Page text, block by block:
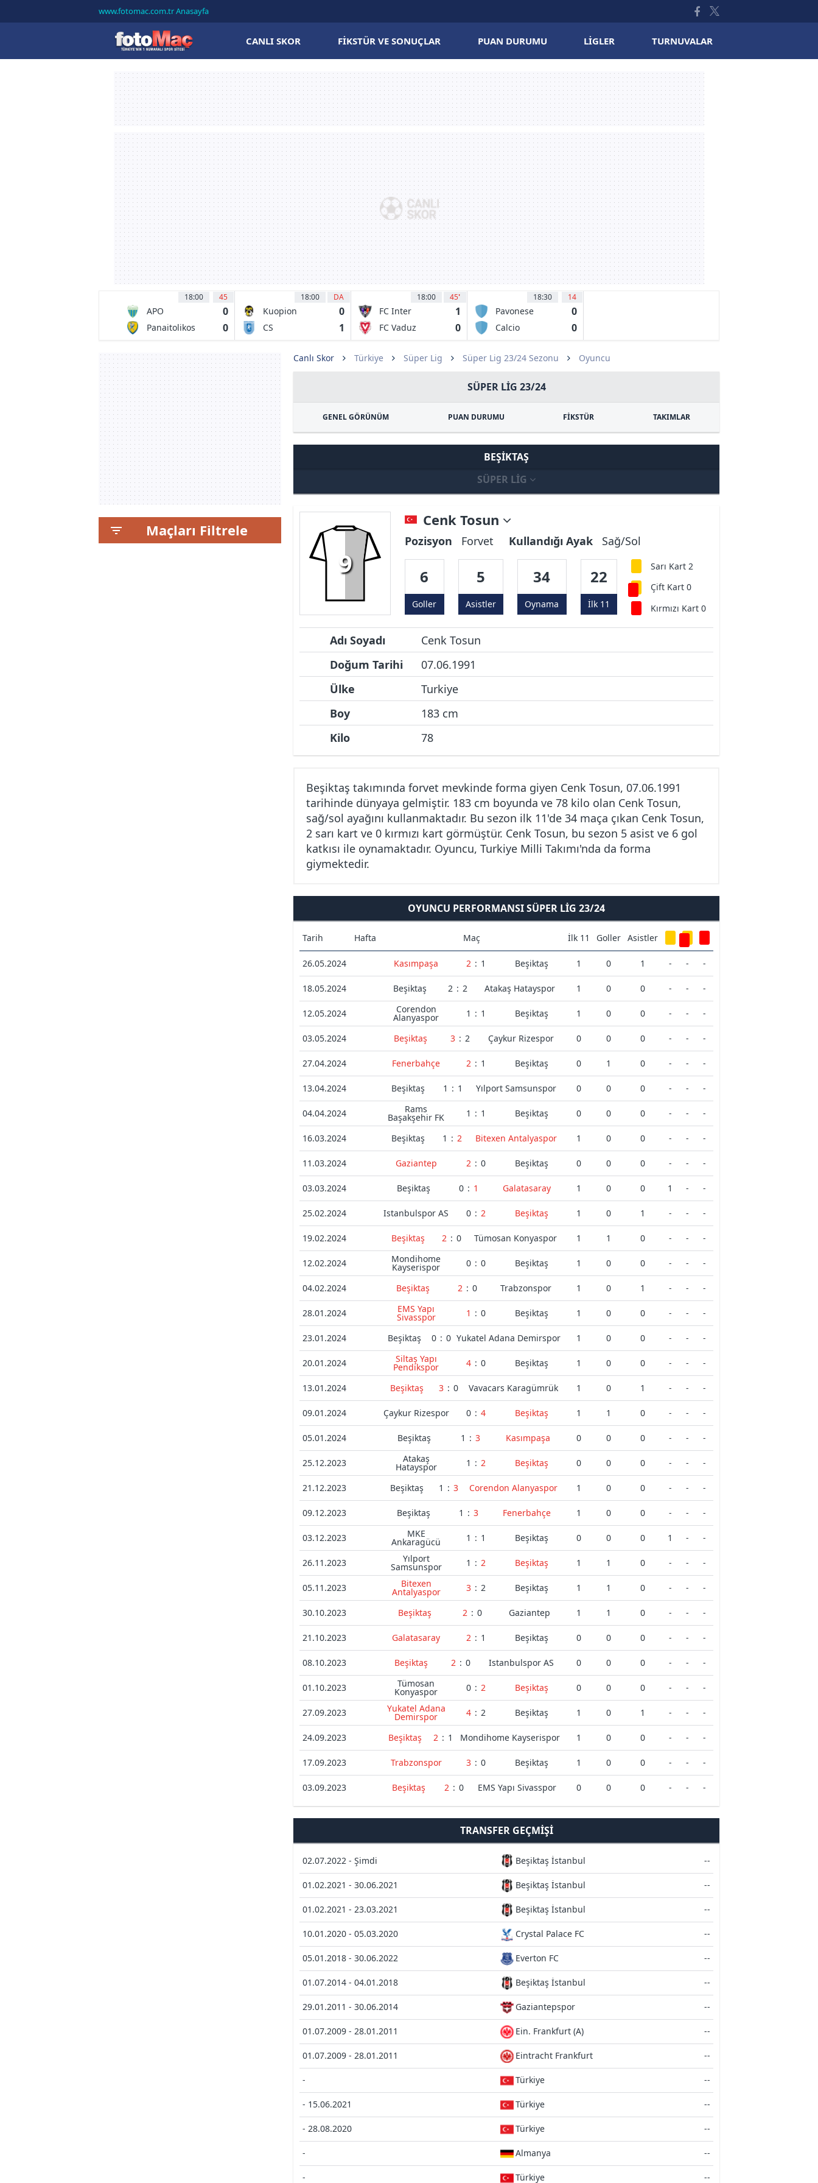
www.fotomac.com.tr Anasayfa
CANLI SKOR FIKSTÜR VE SONUÇLAR PUAN DURUMU LIGLER TURNUVALAR
18:00 45
APO
Levadeiakos
0
Panaitolikos
0
18:00 DA
Kuopion
Palloseura
0
CS
Craiova 1948
1
18:00 45'
FC Inter
Turku
1
FC Vaduz 0
18:30 14
Pavonese 0
Calcio
0
Maçları Filtrele
Canlı Skor Türkiye Süper Lig Süper Lig 23/24 Sezonu Oyuncu
SÜPER LIG 23/24
GENEL GÖRÜNÜM PUAN DURUMU FİKSTÜR TAKIMLAR
BEŞIKTAŞ
SÜPER LIG
9
Cenk Tosun
Pozisyon Forvet Kullandığı Ayak Sağ/Sol
6
Goller
5
Asistler
34
Oynama
22
İlk 11
Sarı Kart 2
Çift Kart 0
Kırmızı Kart 0
Adı Soyadı
Cenk Tosun
Doğum Tarihi
07.06.1991
Ülke
Turkiye
Boy
183 cm
Kilo
78
Beşiktaş takımında forvet mevkinde forma giyen Cenk Tosun, 07.06.1991
tarihinde dünyaya gelmiştir. 183 cm boyunda ve 78 kilo olan Cenk Tosun,
sağ/sol ayağını kullanmaktadır. Bu sezon ilk 11'de 34 maça çıkan Cenk Tosun,
2 sarı kart ve 0 kırmızı kart görmüştür. Cenk Tosun, bu sezon 5 asist ve 6 gol
katkısı ile oynamaktadır. Oyuncu, Turkiye Milli Takımı'nda da forma
giymektedir.
OYUNCU PERFORMANSI SÜPER LIG 23/24
Tarih Hafta Maç İlk 11 Goller Asistler
26.05.2024 Kasımpaşa 2 : 1 Beşiktaş 1 0 1 - - -
18.05.2024 Beşiktaş 2 : 2 Atakaş Hatayspor 1 0 0 - - -
12.05.2024 Corendon
Alanyaspor 1 : 1 Beşiktaş 1 0 0 - - -
03.05.2024 Beşiktaş 3 : 2 Çaykur Rizespor 0 0 0 - - -
27.04.2024 Fenerbahçe 2 : 1 Beşiktaş 0 1 0 - - -
13.04.2024 Beşiktaş 1 : 1 Yılport Samsunspor 0 0 0 - - -
04.04.2024 Rams
Başakşehir FK 1 : 1 Beşiktaş 0 0 0 - - -
16.03.2024 Beşiktaş 1 : 2 Bitexen Antalyaspor 1 0 0 - - -
11.03.2024 Gaziantep 2 : 0 Beşiktaş 0 0 0 - - -
03.03.2024 Beşiktaş 0 : 1 Galatasaray 1 0 0 1 - -
25.02.2024 Istanbulspor AS 0 : 2 Beşiktaş 1 0 1 - - -
19.02.2024 Beşiktaş 2 : 0 Tümosan Konyaspor 1 1 0 - - -
12.02.2024 Mondihome
Kayserispor 0 : 0 Beşiktaş 1 0 0 - - -
04.02.2024 Beşiktaş 2 : 0 Trabzonspor 1 0 1 - - -
28.01.2024 EMS Yapı
Sivasspor 1 : 0 Beşiktaş 1 0 0 - - -
23.01.2024 Beşiktaş 0 : 0 Yukatel Adana Demirspor 1 0 0 - - -
20.01.2024 Siltaş Yapı
Pendikspor 4 : 0 Beşiktaş 1 0 0 - - -
13.01.2024 Beşiktaş 3 : 0 Vavacars Karagümrük 1 0 1 - - -
09.01.2024 Çaykur Rizespor 0 : 4 Beşiktaş 1 1 0 - - -
05.01.2024 Beşiktaş 1 : 3 Kasımpaşa 0 0 0 - - -
25.12.2023 Atakaş
Hatayspor 1 : 2 Beşiktaş 0 0 0 - - -
21.12.2023 Beşiktaş 1 : 3 Corendon Alanyaspor 1 0 0 - - -
09.12.2023 Beşiktaş 1 : 3 Fenerbahçe 1 0 0 - - -
03.12.2023 MKE
Ankaragücü 1 : 1 Beşiktaş 0 0 0 1 - -
26.11.2023 Yılport
Samsunspor 1 : 2 Beşiktaş 1 1 0 - - -
05.11.2023 Bitexen
Antalyaspor 3 : 2 Beşiktaş 1 1 0 - - -
30.10.2023 Beşiktaş 2 : 0 Gaziantep 1 1 0 - - -
21.10.2023 Galatasaray 2 : 1 Beşiktaş 0 0 0 - - -
08.10.2023 Beşiktaş 2 : 0 Istanbulspor AS 0 0 0 - - -
01.10.2023 Tümosan
Konyaspor 0 : 2 Beşiktaş 0 0 0 - - -
27.09.2023 Yukatel Adana
Demirspor 4 : 2 Beşiktaş 1 0 1 - - -
24.09.2023 Beşiktaş 2 : 1 Mondihome Kayserispor 1 0 0 - - -
17.09.2023 Trabzonspor 3 : 0 Beşiktaş 1 0 0 - - -
03.09.2023 Beşiktaş 2 : 0 EMS Yapı Sivasspor 0 0 0 - - -
TRANSFER GEÇMIŞI
02.07.2022 - Şimdi Beşiktaş İstanbul --
01.02.2021 - 30.06.2021 Beşiktaş İstanbul --
01.02.2021 - 23.03.2021 Beşiktaş İstanbul --
10.01.2020 - 05.03.2020 Crystal Palace FC --
05.01.2018 - 30.06.2022 Everton FC --
01.07.2014 - 04.01.2018 Beşiktaş İstanbul --
29.01.2011 - 30.06.2014 Gaziantepspor --
01.07.2009 - 28.01.2011 Ein. Frankfurt (A) --
01.07.2009 - 28.01.2011 Eintracht Frankfurt --
- Türkiye --
- 15.06.2021 Türkiye --
- 28.08.2020 Türkiye --
- Almanya --
- Türkiye --